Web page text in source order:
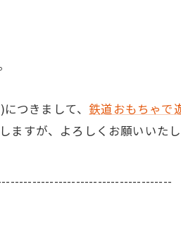
つきまして、 鉄道おもちゃで
ますが、よろしくお願いいたし